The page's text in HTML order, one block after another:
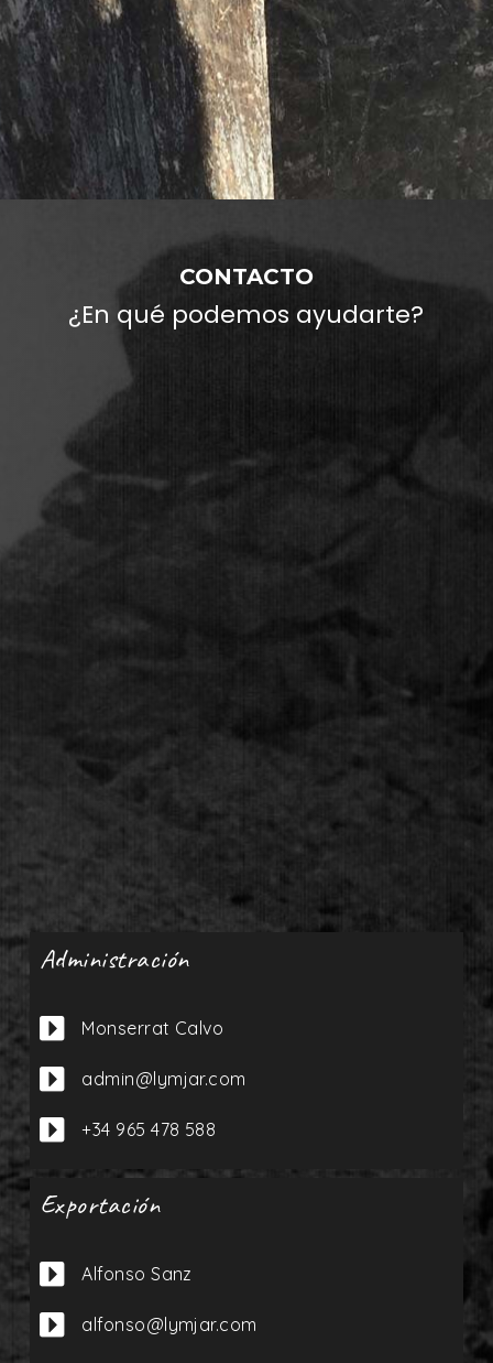
CONTACTO
¿En qué podemos ayudarte?
Administración
 Monserrat Calvo
 admin@lymjar.com
 +34 965 478 588
Exportación
 Alfonso Sanz
 alfonso@lymjar.com